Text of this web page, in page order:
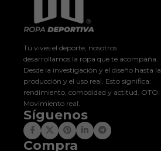
Tú vives el deporte, nosotros
desarrollamos la ropa que te acompaña.
Desde la investigación y el diseño hasta la
producción y el uso real. Esto significa:
rendimiento, comodidad y actitud. OTO.
Movimiento real.
Síguenos
Compra